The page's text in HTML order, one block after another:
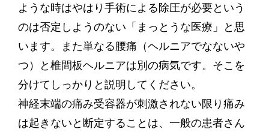
ような時はやはり手術による除圧が必要という
のは否定しようのない「まっとうな医療」と思
います。また単なる腰痛（ヘルニアでなないや
つ）と椎間板ヘルニアは別の病気です。そこを
分けてしっかりと説明してください。
神経末端の痛み受容器が刺激されない限り痛み
は起きないと断定することは、一般の患者さん